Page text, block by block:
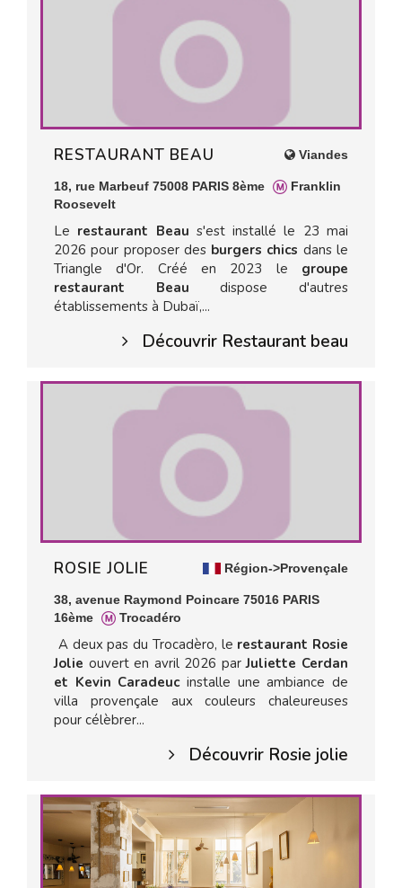
Viandes
RESTAURANT BEAU
18, rue Marbeuf 75008 PARIS 8ème
Franklin
Roosevelt
Le restaurant Beau s'est installé le 23 mai
2026 pour proposer des burgers chics dans le
Triangle d'Or. Créé en 2023 le groupe
restaurant Beaudispose d'autres
établissements à Dubaï,...
Découvrir Restaurant beau
Région->Provençale
ROSIE JOLIE
38, avenue Raymond Poincare 75016 PARIS
16ème
Trocadéro
A deux pas du Trocadèro, le restaurant Rosie
Jolie ouvert en avril 2026 parJuliette Cerdan
et Kevin Caradeucinstalle une ambiance de
villa provençale aux couleurs chaleureuses
pour célèbrer...
Découvrir Rosie jolie